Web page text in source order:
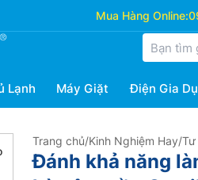
Mua Hàng Online:
Lạnh Máy Giặt Điện Gia
Trang chủ/Kinh Nghiệm Hay/Tư
Đánh khả năng